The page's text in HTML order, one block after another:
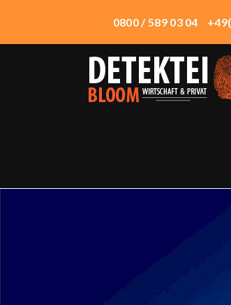
0800 / 589 03 04